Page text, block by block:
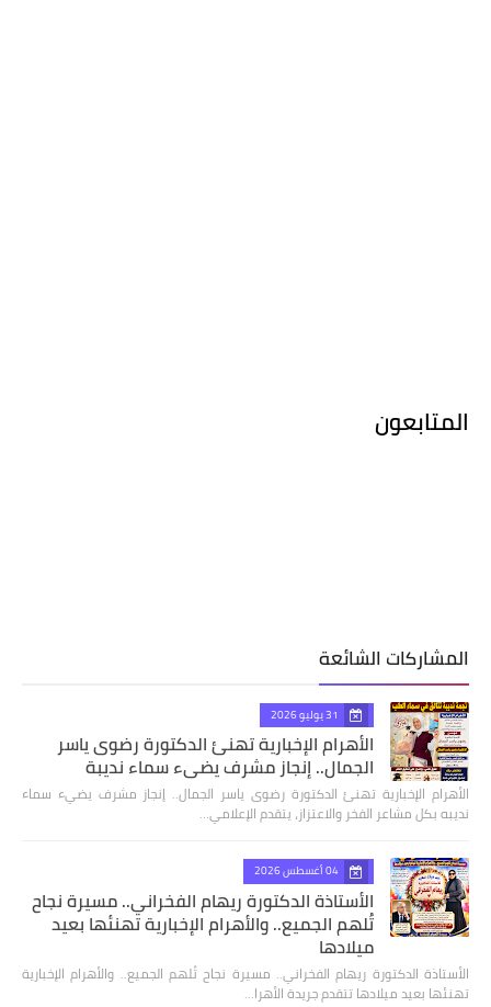
المتابعون
المشاركات الشائعة
31 يوليو 2026
الأهرام الإخبارية تهنئ الدكتورة رضوى ياسر
الجمال.. إنجاز مشرف يضيء سماء نديبة
الأهرام الإخبارية تهنئ الدكتورة رضوى ياسر الجمال.. إنجاز مشرف يضيء سماء
نديبه بكل مشاعر الفخر والاعتزاز، يتقدم الإعلامي…
04 أغسطس 2026
الأستاذة الدكتورة ريهام الفخراني.. مسيرة نجاح
تُلهم الجميع.. والأهرام الإخبارية تهنئها بعيد
ميلادها
الأستاذة الدكتورة ريهام الفخراني.. مسيرة نجاح تُلهم الجميع.. والأهرام الإخبارية
تهنئها بعيد ميلادها تتقدم جريدة الأهرا…